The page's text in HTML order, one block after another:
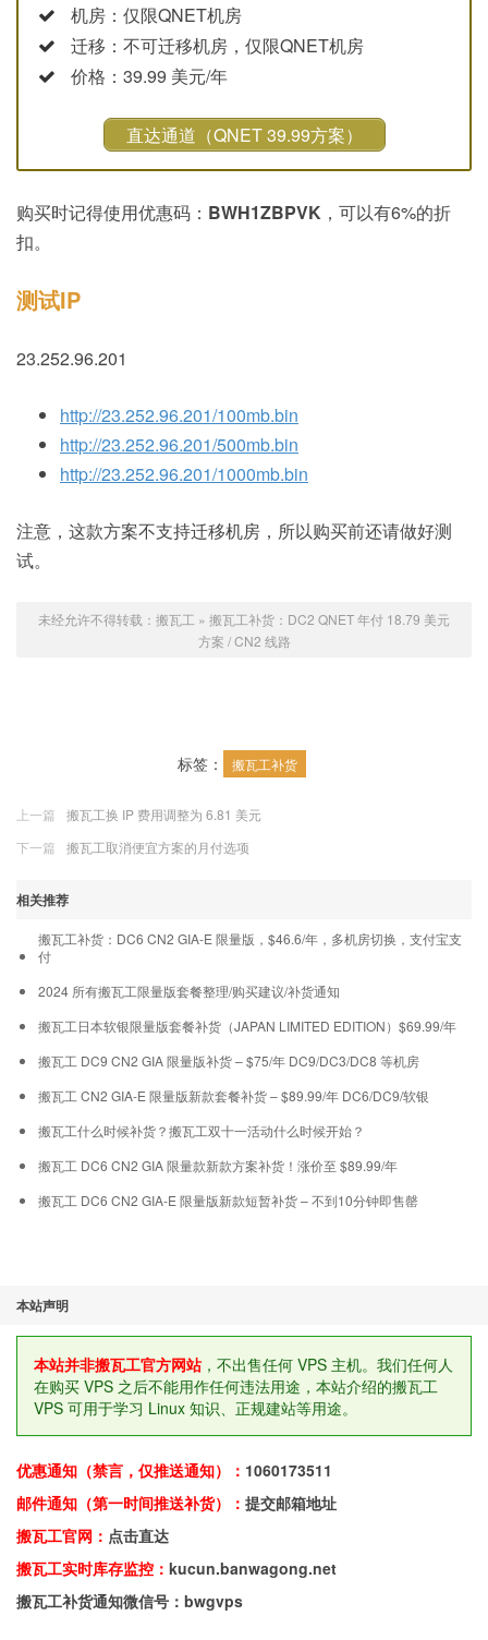
机房：仅限QNET机房
迁移：不可迁移机房，仅限QNET机房
价格：39.99 美元/年
直达通道（QNET 39.99方案）
购买时记得使用优惠码： BWH1ZBPVK ，可以有6%的折
扣。
测试IP
23.252.96.201
http://23.252.96.201/100mb.bin
http://23.252.96.201/500mb.bin
http://23.252.96.201/1000mb.bin
注意，这款方案不支持迁移机房，所以购买前还请做好测
试。
未经允许不得转载： 搬瓦工 » 搬瓦工补货：DC2 QNET 年付 18.79 美元
方案 / CN2 线路
标签： 搬瓦工补货
上一篇
搬瓦工换 IP 费用调整为 6.81 美元
下一篇
搬瓦工取消便宜方案的月付选项
相关推荐
搬瓦工补货：DC6 CN2 GIA-E 限量版，$46.6/年，多机房切换，支付宝支
付
2024 所有搬瓦工限量版套餐整理/购买建议/补货通知
搬瓦工日本软银限量版套餐补货（JAPAN LIMITED EDITION）$69.99/年
搬瓦工 DC9 CN2 GIA 限量版补货 – $75/年 DC9/DC3/DC8 等机房
搬瓦工 CN2 GIA-E 限量版新款套餐补货 – $89.99/年 DC6/DC9/软银
搬瓦工什么时候补货？搬瓦工双十一活动什么时候开始？
搬瓦工 DC6 CN2 GIA 限量款新款方案补货！涨价至 $89.99/年
搬瓦工 DC6 CN2 GIA-E 限量版新款短暂补货 – 不到10分钟即售罄
本站声明
本站并非搬瓦工官方网站，不出售任何 VPS 主机。我们任何人
在购买 VPS 之后不能用作任何违法用途，本站介绍的搬瓦工
VPS 可用于学习 Linux 知识、正规建站等用途。
优惠通知（禁言，仅推送通知）： 1060173511
邮件通知（第一时间推送补货）： 提交邮箱地址
搬瓦工官网： 点击直达
搬瓦工实时库存监控： kucun.banwagong.net
搬瓦工补货通知微信号：bwgvps